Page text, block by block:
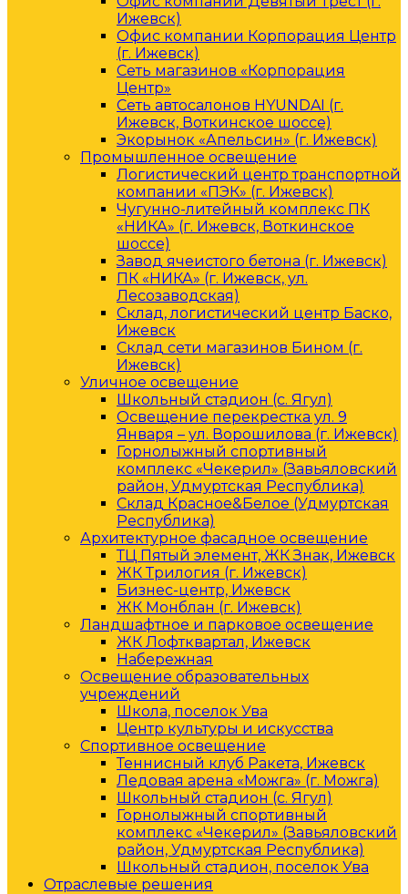
Ижевск)
Офис компании Корпорация Центр
(г. Ижевск)
Сеть магазинов «Корпорация
Центр»
Сеть автосалонов HYUNDAI (г.
Ижевск, Воткинское шоссе)
Экорынок «Апельсин» (г. Ижевск)
Промышленное освещение
Логистический центр транспортной
компании «ПЭК» (г. Ижевск)
Чугунно-литейный комплекс ПК
«НИКА» (г. Ижевск, Воткинское
шоссе)
Завод ячеистого бетона (г. Ижевск)
ПК «НИКА» (г. Ижевск, ул.
Лесозаводская)
Склад, логистический центр Баско,
Ижевск
Склад сети магазинов Бином (г.
Ижевск)
Уличное освещение
Школьный стадион (с. Ягул)
Освещение перекрестка ул. 9
Января – ул. Ворошилова (г. Ижевск)
Горнолыжный спортивный
комплекс «Чекерил» (Завьяловский
район, Удмуртская Республика)
Склад Красное&Белое (Удмуртская
Республика)
Архитектурное фасадное освещение
ТЦ Пятый элемент, ЖК Знак, Ижевск
ЖК Трилогия (г. Ижевск)
Бизнес-центр, Ижевск
ЖК Монблан (г. Ижевск)
Ландшафтное и парковое освещение
ЖК Лофтквартал, Ижевск
Набережная
Освещение образовательных
учреждений
Школа, поселок Ува
Центр культуры и искусства
Спортивное освещение
Теннисный клуб Ракета, Ижевск
Ледовая арена «Можга» (г. Можга)
Школьный стадион (с. Ягул)
Горнолыжный спортивный
комплекс «Чекерил» (Завьяловский
район, Удмуртская Республика)
Школьный стадион, поселок Ува
Отраслевые решения